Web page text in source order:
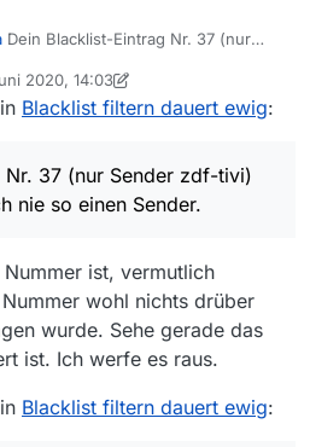
Dein Blacklist-Eintrag Nr. 37 (nur
Annahmen sind teils falsch, es
geändert. Und ich denke ich
verbringe ;)
Text “Blacklist filtern” sollte
2020, 14:03
Caligula
Blacklist filtern dauert ewig:
37 (nur Sender zdf-tivi)
nie so einen Sender.
ist, vermutlich
wohl nichts drüber
wurde. Sehe gerade das
ist. Ich werfe es raus.
Blacklist filtern dauert ewig: